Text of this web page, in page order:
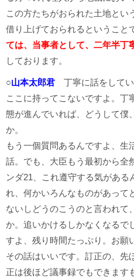
この方たちがおられた土地とい
借り上げておられるということ
ては、当事者として、二年半丁
しております。
○山本太郎君 丁寧に話をして
ここに持ってこないですよ。丁
態が進んでいれば、どうして僕
か。
もう一個質問あるんですよ、生
話。でも、大臣もう最初から全
ンダ21、これ遵守する気がある
れ、何かいろんなものがあって
ないしどうのこうのと言われて
か。追いかけるしかなくなるで
すよ、残り時間たっぷり。お願
その話はいいです。訂正の、先
正は後ほど議事録でもできます